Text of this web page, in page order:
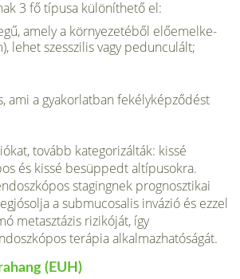
3 fő típusa különíthető el:
amely a környezetéből előemelke­
lehet szesszilis vagy pedunculált;
ami a gyakorlatban fekélyképződést
tovább kategorizálták: kissé
és kissé besüppedt altípusokra.
stagingnek prognosztikai
a submucosalis invázió és ezzel
metasztázis rizikó­ját, így
terápia alkalmaz­hatóságát.
(EUH)